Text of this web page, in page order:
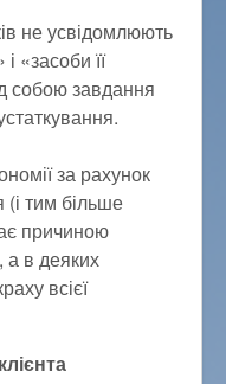
не усвідомлюють
«засоби її
собою завдання
за рахунок
(і тим більше
причиною
а в деяких
всієї